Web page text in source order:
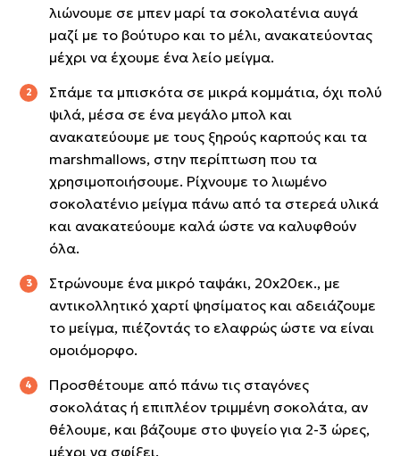
λιώνουμε σε μπεν μαρί τα σοκολατένια αυγά
μαζί με το βούτυρο και το μέλι, ανακατεύοντας
μέχρι να έχουμε ένα λείο μείγμα.
Σπάμε τα μπισκότα σε μικρά κομμάτια, όχι πολύ
ψιλά, μέσα σε ένα μεγάλο μπολ και
ανακατεύουμε με τους ξηρούς καρπούς και τα
marshmallows, στην περίπτωση που τα
χρησιμοποιήσουμε. Ρίχνουμε το λιωμένο
σοκολατένιο μείγμα πάνω από τα στερεά υλικά
και ανακατεύουμε καλά ώστε να καλυφθούν
όλα.
Στρώνουμε ένα μικρό ταψάκι, 20x20εκ., με
αντικολλητικό χαρτί ψησίματος και αδειάζουμε
το μείγμα, πιέζοντάς το ελαφρώς ώστε να είναι
ομοιόμορφο.
Προσθέτουμε από πάνω τις σταγόνες
σοκολάτας ή επιπλέον τριμμένη σοκολάτα, αν
θέλουμε, και βάζουμε στο ψυγείο για 2-3 ώρες,
μέχρι να σφίξει.